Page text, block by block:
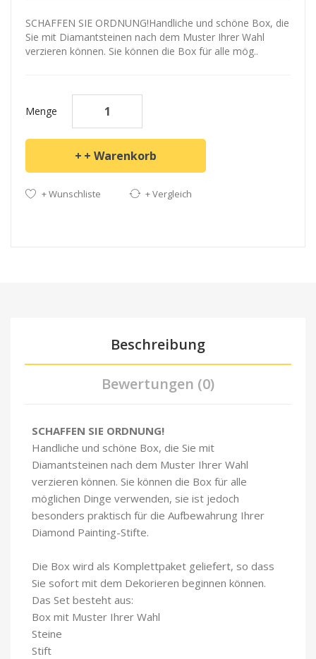
SCHAFFEN SIE ORDNUNG!Handliche und schöne Box, die
Sie mit Diamantsteinen nach dem Muster Ihrer Wahl
verzieren können. Sie können die Box für alle mög..
Menge
+ Warenkorb
+ Wunschliste + Vergleich
Beschreibung
Bewertungen (0)
SCHAFFEN SIE ORDNUNG!
Handliche und schöne Box, die Sie mit
Diamantsteinen nach dem Muster Ihrer Wahl
verzieren können. Sie können die Box für alle
möglichen Dinge verwenden, sie ist jedoch
besonders praktisch für die Aufbewahrung Ihrer
Diamond Painting-Stifte.
Die Box wird als Komplettpaket geliefert, so dass
Sie sofort mit dem Dekorieren beginnen können.
Das Set besteht aus:
Box mit Muster Ihrer Wahl
Steine
Stift